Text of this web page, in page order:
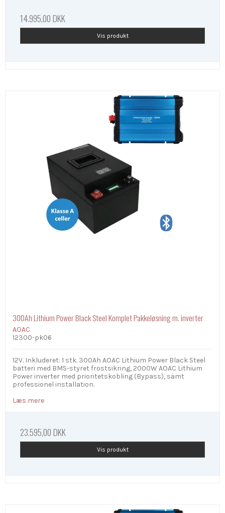
14.995,00 DKK
Vis produkt
300Ah Lithium Power Black Steel Komplet Pakkeløsning m. inverter
AOAC
12300-pk06
12V. Inkluderet: 1 stk. 300Ah AOAC Lithium Power Black Steel
batteri med BMS-styret frostsikring, 2000W AOAC Lithium
Power inverter med prioritetskobling (Bypass), samt
professionel installation.
Læs mere
23.595,00 DKK
Vis produkt